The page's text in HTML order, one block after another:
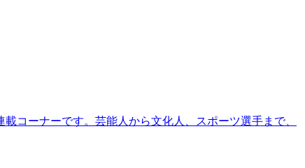
コーナーです。芸能人から文化人、スポーツ選手まで、